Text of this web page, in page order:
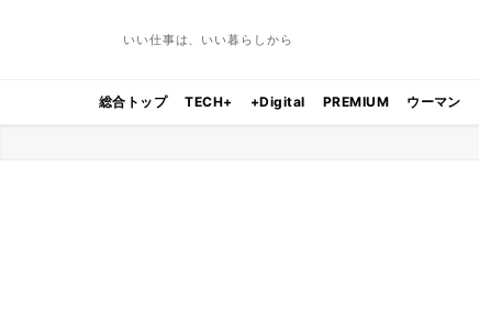
いい仕事は、いい暮らしから
総合トップ TECH+ +Digital PREMIUM ウーマン